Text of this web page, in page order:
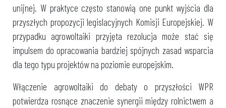
unijnej. W praktyce często stanowią one punkt wyjścia dla
przyszłych propozycji legislacyjnych Komisji Europejskiej. W
przypadku agrowoltaiki przyjęta rezolucja może stać się
impulsem do opracowania bardziej spójnych zasad wsparcia
dla tego typu projektów na poziomie europejskim.
Włączenie agrowoltaiki do debaty o przyszłości WPR
potwierdza rosnące znaczenie synergii między rolnictwem a